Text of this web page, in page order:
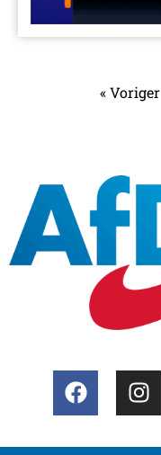
« Voriger